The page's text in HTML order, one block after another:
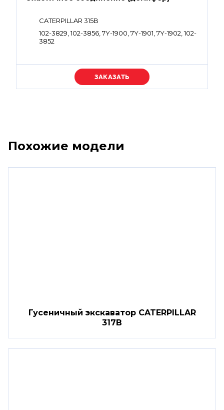
CATERPILLAR 315B
102-3829, 102-3856, 7Y-1900, 7Y-1901, 7Y-1902, 102-
3852
Уточняйте цену
Похожие модели
Гусеничный экскаватор CATERPILLAR
317B